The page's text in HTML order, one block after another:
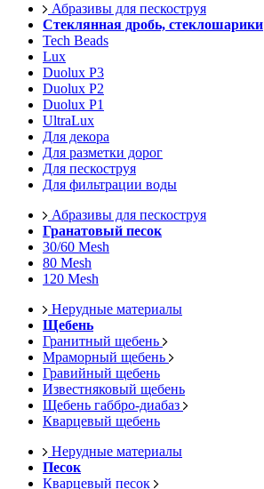
Абразивы для пескоструя
Стеклянная дробь, стеклошарики
Tech Beads
Lux
Duolux P3
Duolux P2
Duolux P1
UltraLux
Для декора
Для разметки дорог
Для пескоструя
Для фильтрации воды
Абразивы для пескоструя
Гранатовый песок
30/60 Mesh
80 Mesh
120 Mesh
Нерудные материалы
Щебень
Гранитный щебень
Мраморный щебень
Гравийный щебень
Известняковый щебень
Щебень габбро-диабаз
Кварцевый щебень
Нерудные материалы
Песок
Кварцевый песок